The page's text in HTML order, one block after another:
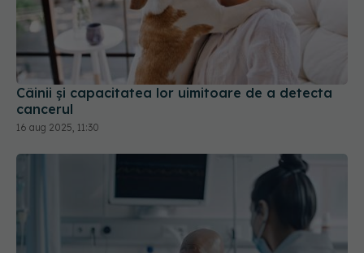
Câinii și capacitatea lor uimitoare de a detecta
cancerul
16 aug 2025, 11:30